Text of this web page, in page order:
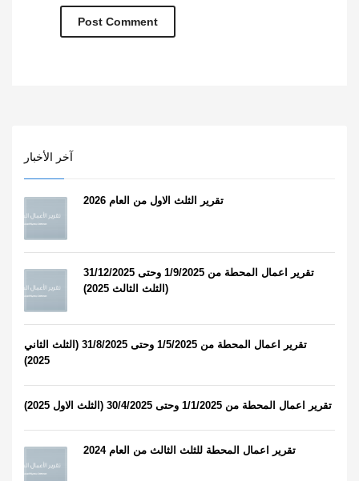
آخر الأخبار
تقرير الثلث الاول من العام 2026
تقرير اعمال المحطة من 1/9/2025 وحتى 31/12/2025
(الثلث الثالث 2025)
تقرير اعمال المحطة من 1/5/2025 وحتى 31/8/2025 (الثلث الثاني
2025)
تقرير اعمال المحطة من 1/1/2025 وحتى 30/4/2025 (الثلث الاول 2025)
تقرير اعمال المحطة للثلث الثالث من العام 2024